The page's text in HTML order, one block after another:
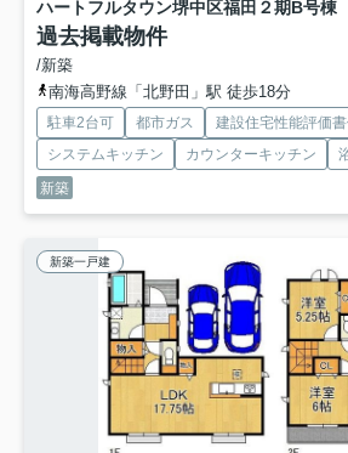
ハートフルタウン堺中区福田２期B号棟
過去掲載物件
/新築
南海高野線「北野田」駅 徒歩18分
駐車2台可 都市ガス
建設住宅性能評価
システムキッチン
カウンターキッチン
新築
新築一戸建